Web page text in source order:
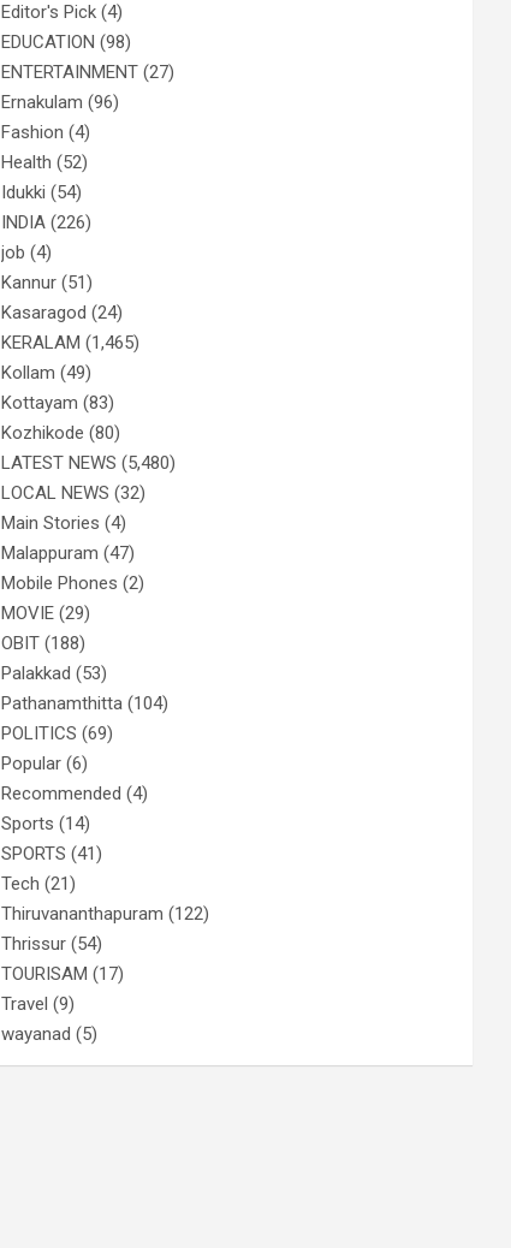
Editor's Pick (4)
EDUCATION (98)
ENTERTAINMENT (27)
Ernakulam (96)
Fashion (4)
Health (52)
Idukki (54)
INDIA (226)
job (4)
Kannur (51)
Kasaragod (24)
KERALAM (1,465)
Kollam (49)
Kottayam (83)
Kozhikode (80)
LATEST NEWS (5,480)
LOCAL NEWS (32)
Main Stories (4)
Malappuram (47)
Mobile Phones (2)
MOVIE (29)
OBIT (188)
Palakkad (53)
Pathanamthitta (104)
POLITICS (69)
Popular (6)
Recommended (4)
Sports (14)
SPORTS (41)
Tech (21)
Thiruvananthapuram (122)
Thrissur (54)
TOURISAM (17)
Travel (9)
wayanad (5)